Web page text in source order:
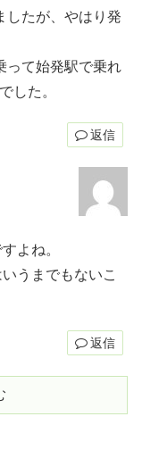
したが、やはり発
って始発駅で乗れ
した。
返信
よね。
うまでもないこ
返信